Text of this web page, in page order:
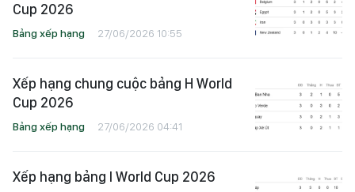
Cup 2026
Bảng xếp hạng 27/06/2026 10:55
Xếp hạng chung cuộc bảng H World
Cup 2026
Bảng xếp hạng 27/06/2026 04:41
Xếp hạng bảng I World Cup 2026